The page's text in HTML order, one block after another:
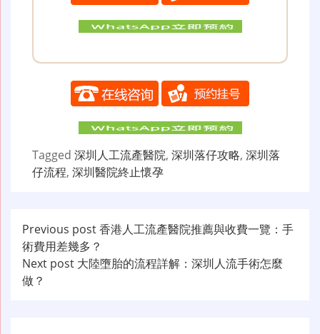
Tagged 深圳人工流產醫院, 深圳落仔攻略, 深圳落
仔流程, 深圳醫院終止懷孕
文
章
导
Previous post香港人工流產醫院推薦與收費一覽：手
術費用差幾多？
Next post 大陸墮胎的流程詳解：深圳人流手術怎麼
做？